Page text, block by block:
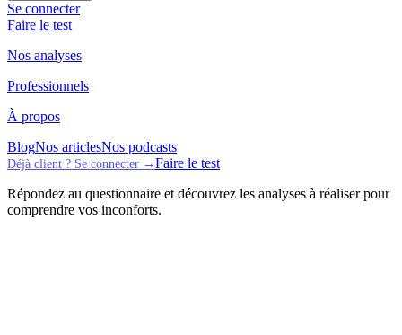
Se connecter
Faire le test
Nos analyses
Professionnels
À propos
BlogNos articlesNos podcasts
Déjà client ? Se connecter → Faire le test
Répondez au questionnaire et découvrez les analyses à réaliser pour
comprendre vos inconforts.